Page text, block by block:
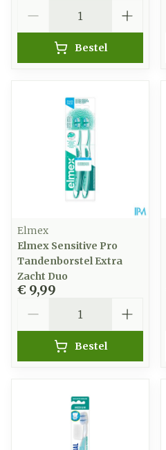
Bestel
Elmex
Elmex Sensitive Pro
Tandenborstel Extra
Zacht Duo
€ 9,99
Bestel